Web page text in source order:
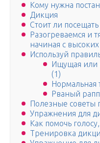
Кому нужна
Дикция
Стоит ли
Разогреваемся и
начиная с
Используй
Ищущая или
(1)
Нормальная
Рваный
Полезные советы
Упражнения для
Как помочь
Тренировка